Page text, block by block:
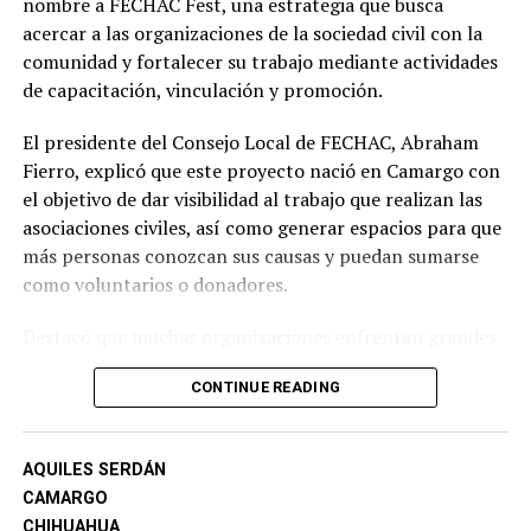
acercar a las organizaciones de la sociedad civil con la
comunidad y fortalecer su trabajo mediante actividades
de capacitación, vinculación y promoción.
El presidente del Consejo Local de FECHAC, Abraham
Fierro, explicó que este proyecto nació en Camargo con
el objetivo de dar visibilidad al trabajo que realizan las
asociaciones civiles, así como generar espacios para que
más personas conozcan sus causas y puedan sumarse
como voluntarios o donadores.
retos para mantenerse activas, por lo que FECHAC
trabaja en brindarles acompañamiento, capacitación y
Uno de los logros de esta iniciativa, señaló, es que el
CONTINUE READING
AQUILES SERDÁN
CAMARGO
CHIHUAHUA